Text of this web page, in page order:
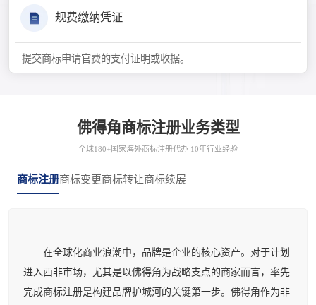
规费缴纳凭证
提交商标申请官费的支付证明或收据。
佛得角商标注册业务类型
全球180+国家海外商标注册代办 10年行业经验
商标注册商标变更商标转让商标续展
在全球化商业浪潮中，品牌是企业的核心资产。对于计划
进入西非市场，尤其是以佛得角为战略支点的商家而言，率先
完成商标注册是构建品牌护城河的关键第一步。佛得角作为非